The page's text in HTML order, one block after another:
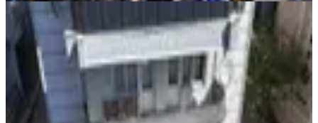
BALKONLU
Bergama Fatih Mahallesinde Satılık
Geniş 3+1 Daire
Bergama, Fatih Mahallesi
140 m²· Yüksek giriş ·05.08.2026
3.825.000 ₺